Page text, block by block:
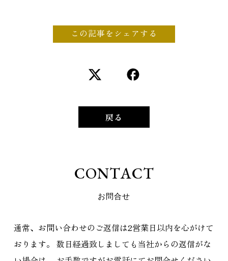
この記事をシェアする
戻る
CONTACT
お問合せ
通常、お問い合わせのご返信は2営業日以内を心がけて
おります。 数日経過致しましても当社からの返信がな